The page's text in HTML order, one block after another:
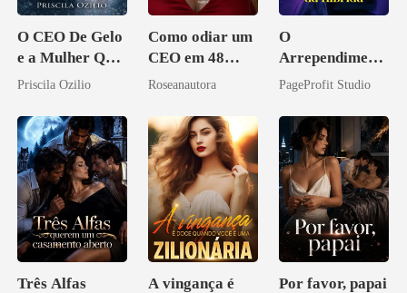
O CEO De Gelo
e a Mulher Que
Ele Jurou Odiar
Priscila Ozilio
Como odiar um
CEO em 48
horas
Roseanautora
O
Arrependiment
o do Alfa: O
da Híbrida
PageProfit Studio
Três Alfas
A vingança é
Por favor, papai